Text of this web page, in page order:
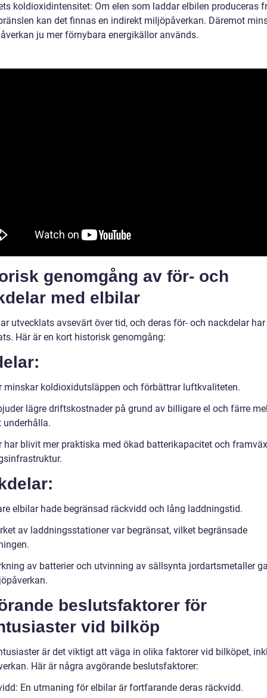
koldioxidintensitet: Om elen som laddar elbilen produceras
kan det finnas en indirekt miljöpåverkan. Däremot
ju mer förnybara energikällor används.
genomgång av för- och
med elbilar
utvecklats avsevärt över tid, och deras för- och nackdelar har
Här är en kort historisk genomgång:
minskar koldioxidutsläppen och förbättrar luftkvaliteten.
lägre driftskostnader på grund av billigare el och färre
underhålla.
har blivit mer praktiska med ökad batterikapacitet och
elbilar hade begränsad räckvidd och lång laddningstid.
av laddningsstationer var begränsat, vilket begränsade
av batterier och utvinning av sällsynta jordartsmetaller
beslutsfaktorer för
vid bilköp
är det viktigt att väga in olika faktorer vid bilköpet,
Här är några avgörande beslutsfaktorer:
En utmaning för elbilar är fortfarande deras räckvidd.